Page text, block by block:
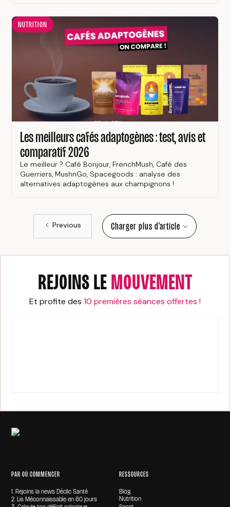
NUTRITION
Les meilleurs cafés adaptogènes : test, avis et
comparatif 2026
Le meilleur ? Café Bonjour, FrenchMush, Café des
Guerriers, MushnGo, Spacegoods : analyse des
alternatives adaptogènes aux champignons !
Previous Charger plus d'article
REJOINS LEMOUVEMENT
Et profite des 10 premières séances offertes !
PAR OÙ COMMENCER
1. Rejoins la news Déclic Santé
2. Lis Méconnaissable en 60 jours
RESSOURCES
Blog
Nutrition